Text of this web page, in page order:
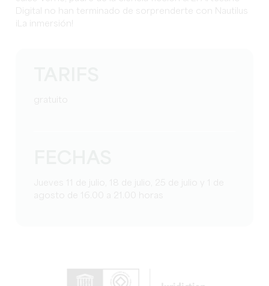
Digital no han terminado de sorprenderte con Nautilus
¡La inmersión!